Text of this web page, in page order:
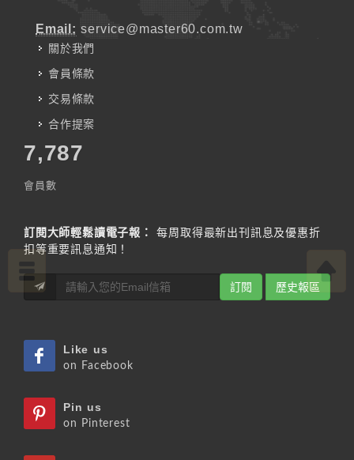
Email: service@master60.com.tw
關於我們
會員條款
交易條款
合作提案
7,787
會員數
訂閱大師輕鬆讀電子報：
每周取得最新出刊訊息及優惠折
扣等重要訊息通知！
訂閱 歷史報區
Like us
on Facebook
Pin us
on Pinterest